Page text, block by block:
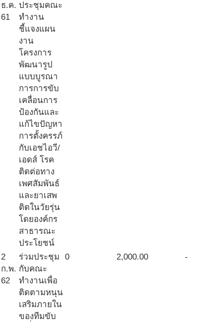
ธ.ค.
61
ประชุมคณะ
ทำงาน
ชี้แจงแผน
งาน
โครงการ
พัฒนารูป
แบบบูรณา
การการขับ
เคลื่อนการ
ป้องกันและ
แก้ไขปัญหา
การตั้งครรภ์
กับเอชไอวี/
เอดส์ โรค
ติดต่อทาง
เพศสัมพันธ์
และยาเสพ
ติดในวัยรุ่น
โดยองค์กร
สาธารณะ
ประโยชน์
2
ก.พ.
62
ร่วมประชุม
กับคณะ
ทำงานเพื่อ
ติดตามหนุน
เสริมภายใน
ของทีมขับ
0 2,000.00 -